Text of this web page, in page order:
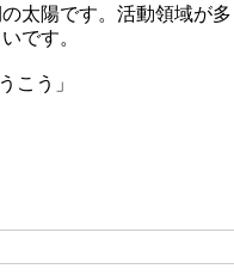
太陽です。活動領域が多
です。
こう」